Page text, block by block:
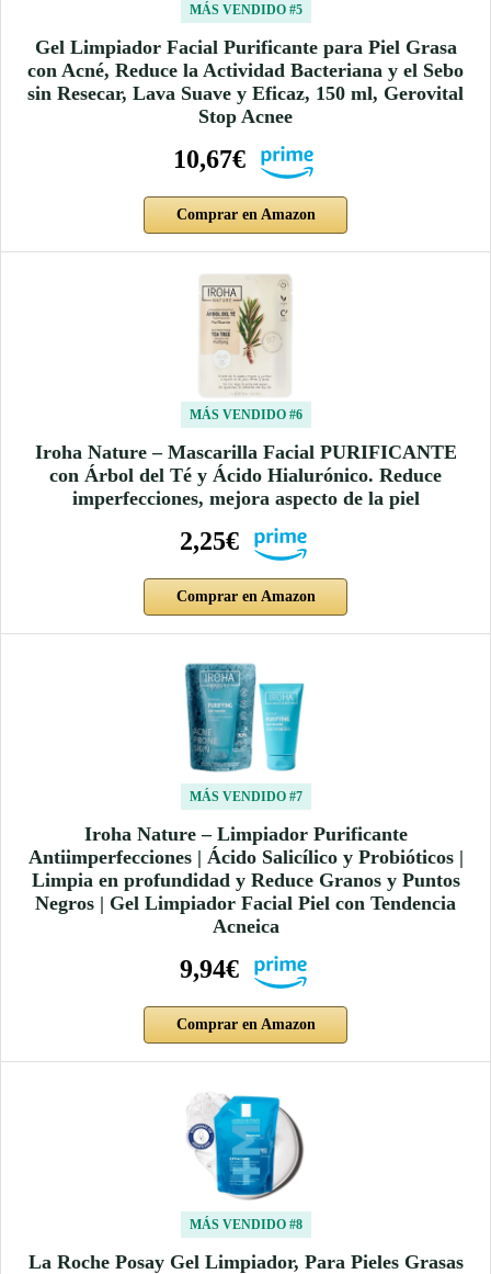
MÁS VENDIDO #5
Gel Limpiador Facial Purificante para Piel Grasa
con Acné, Reduce la Actividad Bacteriana y el Sebo
sin Resecar, Lava Suave y Eficaz, 150 ml, Gerovital
Stop Acnee
10,67€
Comprar en Amazon
MÁS VENDIDO #6
Iroha Nature – Mascarilla Facial PURIFICANTE
con Árbol del Té y Ácido Hialurónico. Reduce
imperfecciones, mejora aspecto de la piel
2,25€
Comprar en Amazon
MÁS VENDIDO #7
Iroha Nature – Limpiador Purificante
Antiimperfecciones | Ácido Salicílico y Probióticos |
Limpia en profundidad y Reduce Granos y Puntos
Negros | Gel Limpiador Facial Piel con Tendencia
Acneica
9,94€
Comprar en Amazon
MÁS VENDIDO #8
La Roche Posay Gel Limpiador, Para Pieles Grasas